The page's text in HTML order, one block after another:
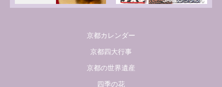
京都カレンダー
京都四大行事
京都の世界遺産
四季の花